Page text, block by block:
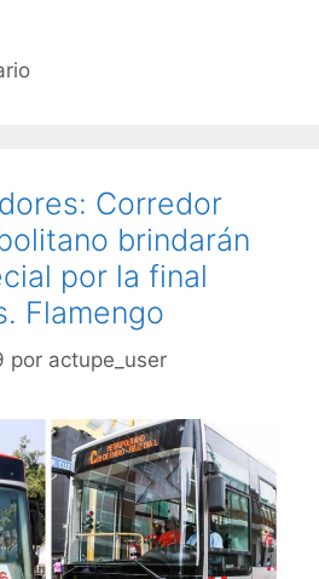
Corredor
brindarán
por la final
Flamengo
por actupe_user